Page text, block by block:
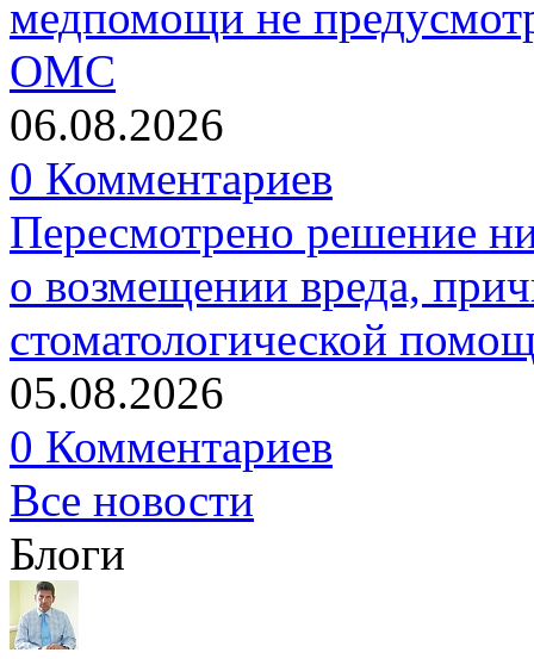
медпомощи не
ОМС
06.08.2026
0 Комментариев
Пересмотрено решение
о возмещении вреда,
стоматологической
05.08.2026
0 Комментариев
Все новости
Блоги